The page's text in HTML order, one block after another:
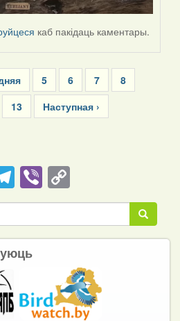
каб пакідаць каментары.
Page
5 Page
6 Page
7 Page
8
Page
13
Next
page
Наступная ›
Telegram
ViberCopy
Link Пошук
Пошук